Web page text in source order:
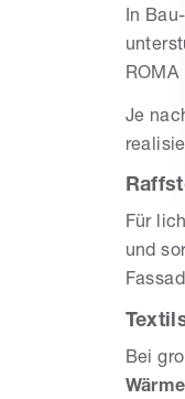
In
Je
Für
und
Bei